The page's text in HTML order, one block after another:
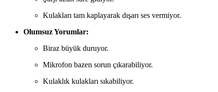
Kulakları tam kaplayarak dışarı ses vermiyor.
Olumsuz Yorumlar:
Biraz büyük duruyor.
Mikrofon bazen sorun çıkarabiliyor.
Kulaklık kulakları sıkabiliyor.